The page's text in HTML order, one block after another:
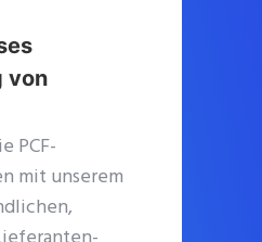
von
PCF-
mit unserem